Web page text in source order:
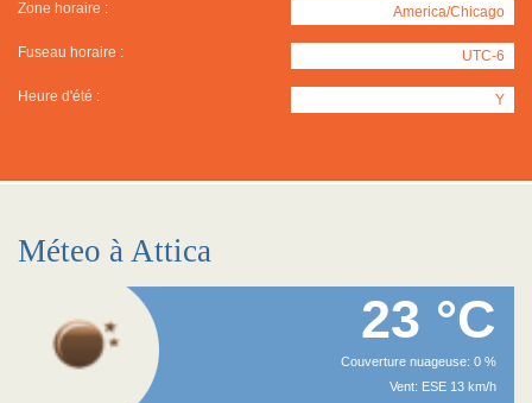
Zone horaire : America/Chicago
Fuseau horaire : UTC-6
Heure d'été : Y
Méteo à Attica
23 °C
Couverture nuageuse: 0 %
Vent: ESE 13 km/h